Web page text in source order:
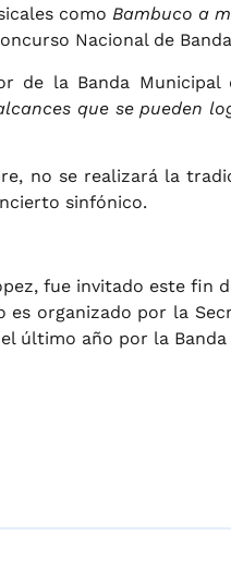
como Bambuco a
Nacional de
de la Banda Municipal
que se pueden
no se realizará la
sinfónico.
fue invitado este fin
es organizado por la
último año por la